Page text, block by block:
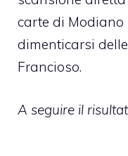
carte di
dimenticarsi
Francioso.
A seguire il